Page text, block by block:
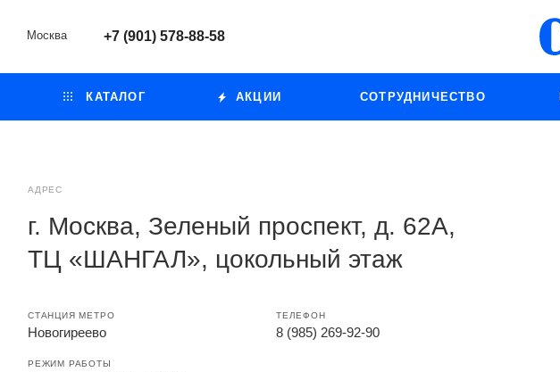
Москва +7 (901) 578-88-58
КАТАЛОГ АКЦИИ СОТРУДНИЧЕСТВО
АДРЕС
г. Москва, Зеленый проспект, д. 62А,
ТЦ «ШАНГАЛ», цокольный этаж
СТАНЦИЯ МЕТРО
Новогиреево
РЕЖИМ РАБОТЫ
ТЕЛЕФОН
8 (985) 269-92-90